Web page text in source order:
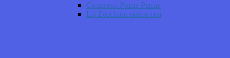
Concorso Prima Penna
Lo Zecchino siamo noi